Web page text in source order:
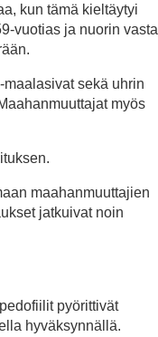
kun tämä kieltäytyi
vuotias ja nuorin vasta
sekä uhrin
myös
maahanmuuttajien
jatkuivat noin
pyörittivät
hyväksynnällä.